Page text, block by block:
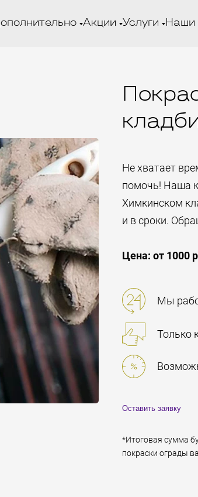
Акции Услуги Наши
Не хватает
помочь! Наша
Химкинском
и в сроки.
Цена: от 1000
Мы
Только
Оставить заявку
*Итоговая сумма
покраски ограды